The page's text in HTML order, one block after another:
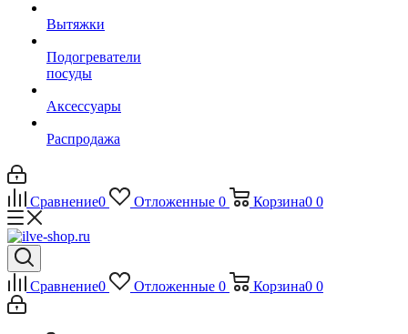
Вытяжки
Подогреватели
посуды
Аксессуары
Распродажа
Сравнение0 Отложенные 0 Корзина0 0
Сравнение0 Отложенные 0 Корзина0 0